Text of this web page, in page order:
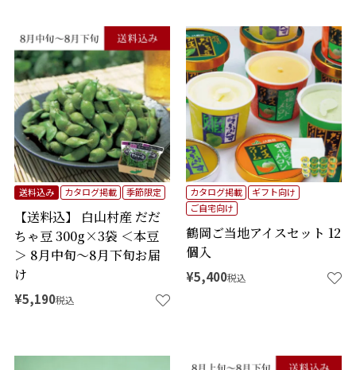
【送料込】 白山村産 だだ
ちゃ豆 300g×3袋 ＜本豆
＞ 8月中旬～8月下旬お届
け
送料込み カタログ掲載 季節限定
¥5,190税込
鶴岡ご当地アイスセット 12
個入
カタログ掲載
ギフト向け
ご自宅向け
¥5,400税込